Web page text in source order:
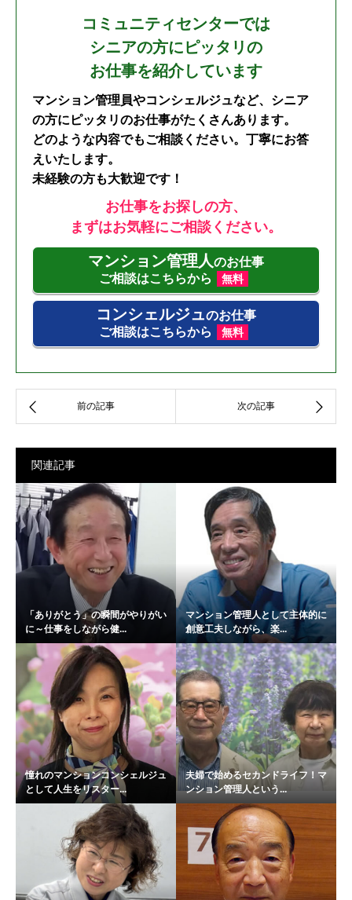
コミュニティセンターでは
シニアの方にピッタリの
お仕事を紹介しています
マンション管理員やコンシェルジュなど、シニア
の方にピッタリのお仕事がたくさんあります。
どのような内容でもご相談ください。丁寧にお答
えいたします。
未経験の方も大歓迎です！
お仕事をお探しの方、
まずはお気軽にご相談ください。
マンション管理人のお仕事
ご相談はこちらから
無料
コンシェルジュのお仕事
ご相談はこちらから
無料
関連記事
「ありがとう」の瞬間がやりがい
に～仕事をしながら健...
マンション管理人として主体的に
創意工夫しながら、楽...
憧れのマンションコンシェルジュ
として人生をリスター...
夫婦で始めるセカンドライフ！マ
ンション管理人という...